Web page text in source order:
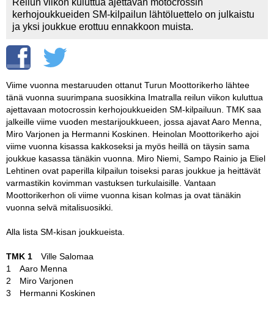
YHTEYSTIEDOT
Reilun viikon kuluttua ajettavan motocrossin
kerhojoukkueiden SM-kilpailun lähtöluettelo on julkaistu
ja yksi joukkue erottuu ennakkoon muista.
Viime vuonna mestaruuden ottanut Turun Moottorikerho lähtee
tänä vuonna suurimpana suosikkina Imatralla reilun viikon kuluttua
ajettavaan motocrossin kerhojoukkueiden SM-kilpailuun. TMK saa
jalkeille viime vuoden mestarijoukkueen, jossa ajavat Aaro Menna,
Miro Varjonen ja Hermanni Koskinen. Heinolan Moottorikerho ajoi
viime vuonna kisassa kakkoseksi ja myös heillä on täysin sama
joukkue kasassa tänäkin vuonna. Miro Niemi, Sampo Rainio ja Eliel
Lehtinen ovat paperilla kilpailun toiseksi paras joukkue ja heittävät
varmastikin kovimman vastuksen turkulaisille. Vantaan
Moottorikerhon oli viime vuonna kisan kolmas ja ovat tänäkin
vuonna selvä mitalisuosikki.
Alla lista SM-kisan joukkueista.
TMK 1 Ville Salomaa
1 Aaro Menna
2 Miro Varjonen
3 Hermanni Koskinen